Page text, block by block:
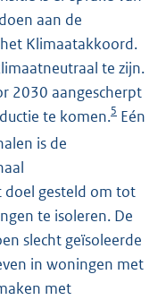
aan de
Klimaatakkoord.
te zijn.
2030 aangescherpt
te komen.5 Eén
is de
doel gesteld om tot
te isoleren. De
slecht geïsoleerde
in woningen met
met